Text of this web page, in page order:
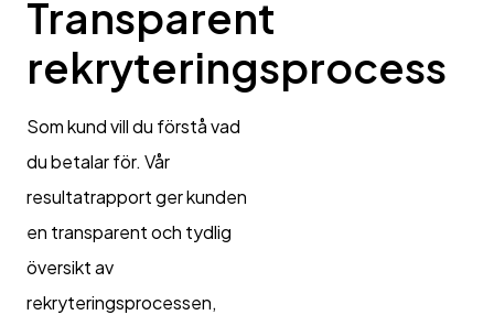
Transparent
rekryteringsprocess
Som kund vill du förstå vad
du betalar för. Vår
resultatrapport ger kunden
en transparent och tydlig
översikt av
rekryteringsprocessen,